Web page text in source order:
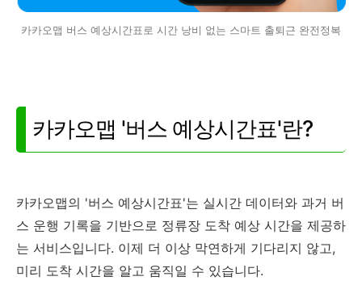
카카오맵 버스 예상시간표로 시간 낭비 없는 스마트 출퇴근 완전정복
카카오맵 '버스 예상시간표'란?
카카오맵의 '버스 예상시간표'는 실시간 데이터와 과거 버
스 운행 기록을 기반으로 정류장 도착 예상 시간을 제공하
는 서비스입니다. 이제 더 이상 막연하게 기다리지 않고,
미리 도착 시간을 알고 움직일 수 있습니다.